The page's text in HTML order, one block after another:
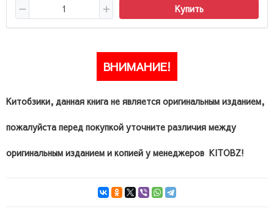
Купить
ВНИМАНИЕ!
Китобзики, данная книга не является оригинальным изданием,
пожалуйста перед покупкой уточните различия между
оригинальным изданием и копией у менеджеров KITOBZ!